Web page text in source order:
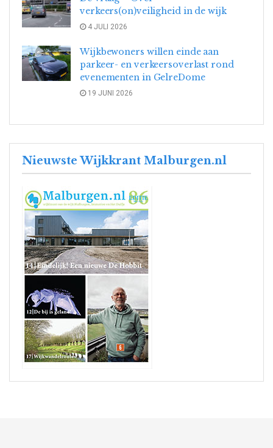
verkeers(on)veiligheid in de wijk
4 JULI 2026
Wijkbewoners willen einde aan
parkeer- en verkeersoverlast rond
evenementen in GelreDome
19 JUNI 2026
Nieuwste Wijkkrant Malburgen.nl